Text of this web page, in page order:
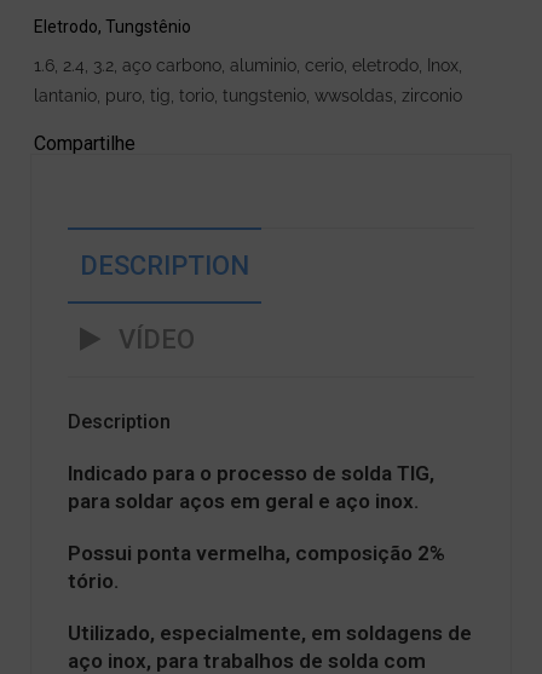
Eletrodo, Tungstênio
1.6, 2.4, 3.2, aço carbono, aluminio, cerio, eletrodo, Inox,
lantanio, puro, tig, torio, tungstenio, wwsoldas, zirconio
Compartilhe
DESCRIPTION
VÍDEO
Description
Indicado para o processo de solda TIG,
para soldar aços em geral e aço inox.
Possui ponta vermelha, composição 2%
tório.
Utilizado, especialmente, em soldagens de
aço inox, para trabalhos de solda com